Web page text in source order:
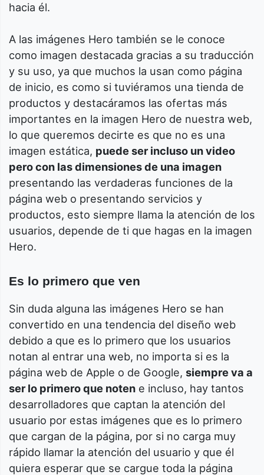
hacia él.
A las imágenes Hero también se le conoce
como imagen destacada gracias a su traducción
y su uso, ya que muchos la usan como página
de inicio, es como si tuviéramos una tienda de
productos y destacáramos las ofertas más
importantes en la imagen Hero de nuestra web,
lo que queremos decirte es que no es una
imagen estática, puede ser incluso un video
pero con las dimensiones de una imagen
presentando las verdaderas funciones de la
página web o presentando servicios y
productos, esto siempre llama la atención de los
usuarios, depende de ti que hagas en la imagen
Hero.
Es lo primero que ven
Sin duda alguna las imágenes Hero se han
convertido en una tendencia del diseño web
debido a que es lo primero que los usuarios
notan al entrar una web, no importa si es la
página web de Apple o de Google, siempre va a
ser lo primero que noten e incluso, hay tantos
desarrolladores que captan la atención del
usuario por estas imágenes que es lo primero
que cargan de la página, por si no carga muy
rápido llamar la atención del usuario y que él
quiera esperar que se cargue toda la página